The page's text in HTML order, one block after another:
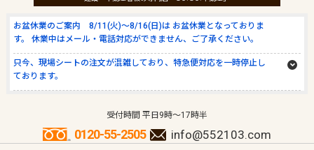
お盆休業のご案内 8/11(火)～8/16(日)は お盆休業となっておりま
す。 休業中はメール・電話対応ができません、ご了承ください。
只今、現場シートの注文が混雑しており、特急便対応を一時停止し
ております。
受付時間 平日9時～17時半
0120-55-2505 info@552103.com